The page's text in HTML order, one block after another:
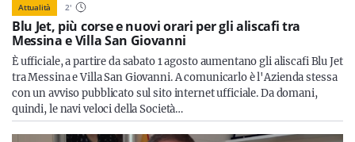
Attualità 2'
Blu Jet, più corse e nuovi orari per gli aliscafi tra
Messina e Villa San Giovanni
È ufficiale, a partire da sabato 1 agosto aumentano gli aliscafi Blu Jet
tra Messina e Villa San Giovanni. A comunicarlo è l'Azienda stessa
con un avviso pubblicato sul sito internet ufficiale. Da domani,
quindi, le navi veloci della Società…